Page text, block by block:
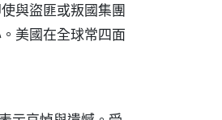
與盜匪或叛國集團
美國在全球常四面